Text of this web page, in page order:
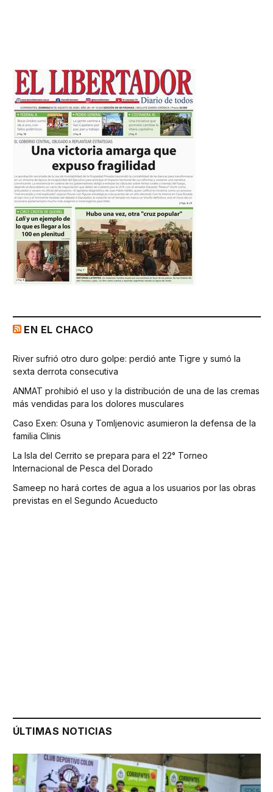
EN EL CHACO
River sufrió otro duro golpe: perdió ante Tigre y sumó la
sexta derrota consecutiva
ANMAT prohibió el uso y la distribución de una de las cremas
más vendidas para los dolores musculares
Caso Exen: Osuna y Tomljenovic asumieron la defensa de la
familia Clinis
La Isla del Cerrito se prepara para el 22° Torneo
Internacional de Pesca del Dorado
Sameep no hará cortes de agua a los usuarios por las obras
previstas en el Segundo Acueducto
ÚLTIMAS NOTICIAS